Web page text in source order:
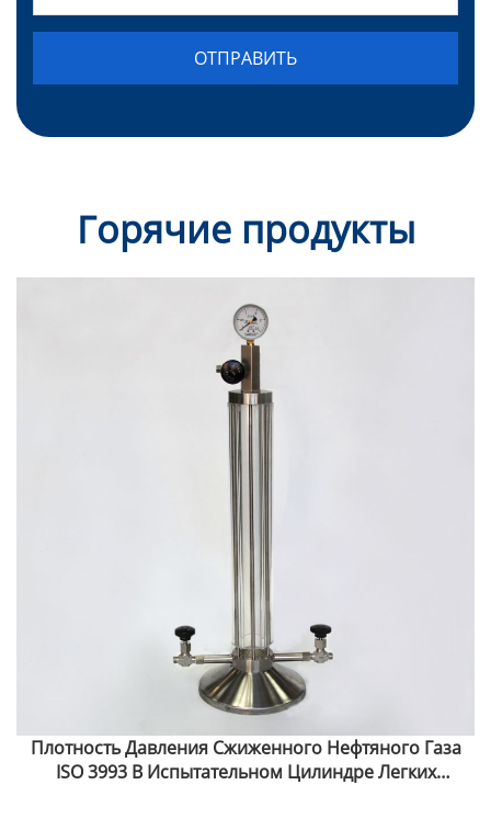
Горячие продукты
Плотность Давления Сжиженного Нефтяного Газа
ISO 3993 В Испытательном Цилиндре Легких